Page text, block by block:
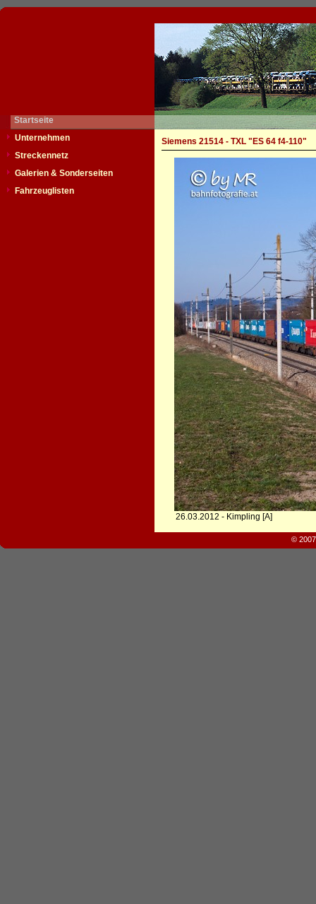
Startseite
Unternehmen
Streckennetz
Galerien & Sonderseiten
Fahrzeuglisten
Siemens 21514 - TXL "ES 64 f4-110"
26.03.2012 - Kimpling [A]
©